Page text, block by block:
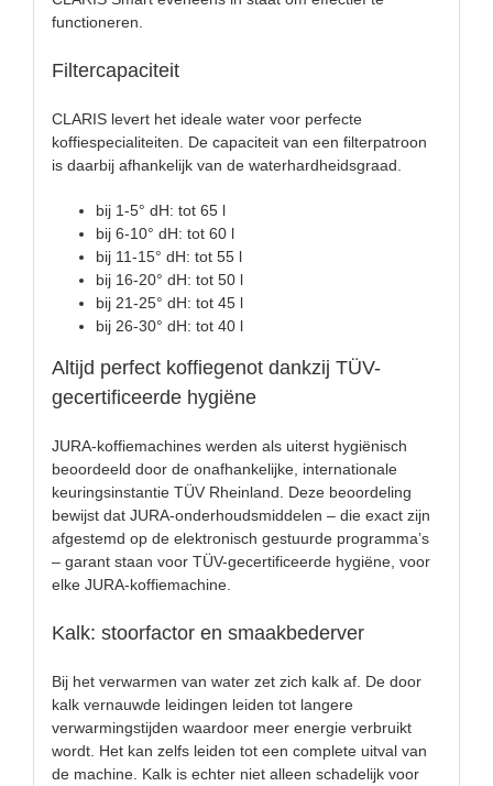
functioneren.
Filtercapaciteit
CLARIS levert het ideale water voor perfecte
koffiespecialiteiten. De capaciteit van een filterpatroon
is daarbij afhankelijk van de waterhardheidsgraad.
bij 1-5° dH: tot 65 l
bij 6-10° dH: tot 60 l
bij 11-15° dH: tot 55 l
bij 16-20° dH: tot 50 l
bij 21-25° dH: tot 45 l
bij 26-30° dH: tot 40 l
Altijd perfect koffiegenot dankzij TÜV-
gecertificeerde hygiëne
JURA-koffiemachines werden als uiterst hygiënisch
beoordeeld door de onafhankelijke, internationale
keuringsinstantie TÜV Rheinland. Deze beoordeling
bewijst dat JURA-onderhoudsmiddelen – die exact zijn
afgestemd op de elektronisch gestuurde programma’s
– garant staan voor TÜV-gecertificeerde hygiëne, voor
elke JURA-koffiemachine.
Kalk: stoorfactor en smaakbederver
Bij het verwarmen van water zet zich kalk af. De door
kalk vernauwde leidingen leiden tot langere
verwarmingstijden waardoor meer energie verbruikt
wordt. Het kan zelfs leiden tot een complete uitval van
de machine. Kalk is echter niet alleen schadelijk voor